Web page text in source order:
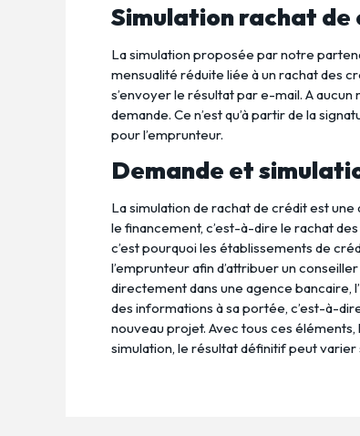
Simulation rachat de
La simulation proposée par notre
mensualité réduite liée à un rachat des
s’envoyer le résultat par e-mail. A
demande. Ce n’est qu’à partir de la
pour l’emprunteur.
Demande et
La simulation de rachat de crédit est
le financement, c’est-à-dire le rachat
c’est pourquoi les établissements de
l’emprunteur afin d’attribuer un
directement dans une agence bancaire,
des informations à sa portée, c’est-à-
nouveau projet. Avec tous ces
simulation, le résultat définitif peut